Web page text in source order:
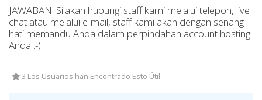
JAWABAN: Silakan hubungi staff kami melalui telepon, live
chat atau melalui e-mail, staff kami akan dengan senang
hati memandu Anda dalam perpindahan account hosting
Anda :-)
3 Los Usuarios han Encontrado Esto Útil